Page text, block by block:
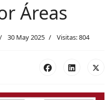
Áreas
30 May 2025 Visitas: 804